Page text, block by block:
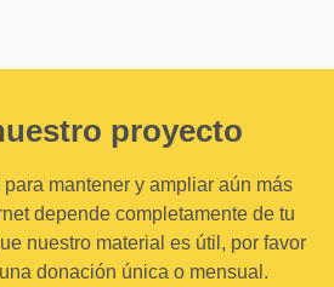
proyecto
mantener y ampliar aún más
depende completamente de tu
nuestro material es útil, por favor
donación única o mensual.